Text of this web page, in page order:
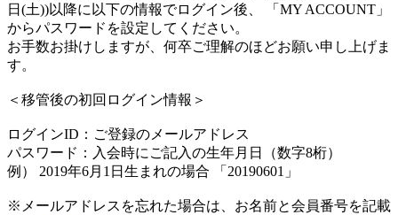
日(土))以降に以下の情報でログイン後、 「MY ACCOUNT」
からパスワードを設定してください。
お手数お掛けしますが、何卒ご理解のほどお願い申し上げま
す。
＜移管後の初回ログイン情報＞
ログインID：ご登録のメールアドレス
パスワード：入会時にご記入の生年月日（数字8桁）
例） 2019年6月1日生まれの場合 「20190601」
※メールアドレスを忘れた場合は、お名前と会員番号を記載